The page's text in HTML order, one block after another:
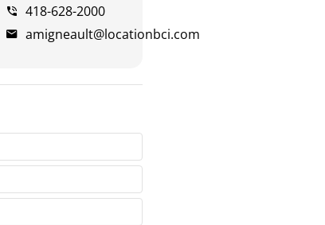
418-628-2000
amigneault@locationbci.com